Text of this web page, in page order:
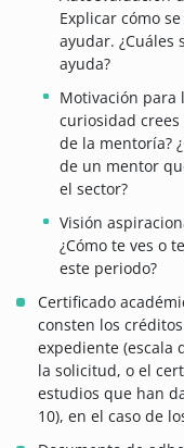
Explicar cómo
ayudar. ¿Cuáles
ayuda?
Motivación para
curiosidad
de la mentoría?
de un mentor
el sector?
Visión
¿Cómo te ves o
este periodo?
Certificado
consten los
expediente (escala
la solicitud, o el
estudios que han
10), en el caso de